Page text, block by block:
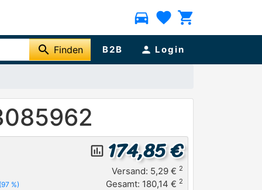
directions_car favorite shopping_cart
search Finden B2B person Login
(97 %)
insert_chart_outlined 174,85 €
Versand: 5,29 € 2
Gesamt: 180,14 € 2